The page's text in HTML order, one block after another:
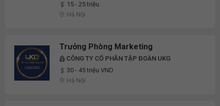
15 - 25 triệu
Hà Nội
Trưởng Phòng Marketing
CÔNG TY CỔ PHẦN TẬP ĐOÀN UKG
30 - 45 triệu VND
Hà Nội